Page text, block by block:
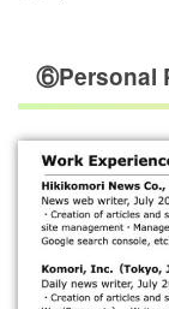
⑥Personal